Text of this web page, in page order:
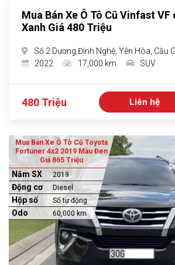
Mua Bán Xe Ô Tô Cũ Vinfast VF
Xanh Giá 480 Triệu
Số 2 Dương Đình Nghệ, Yên Hòa, Cầu
2022
17,000 km SUV
480 Triệu Liên hệ
Mua Bán Xe Ô Tô Cũ Toyota
Fortuner 4x2 2019 Màu Đen
Giá 865 Triệu
Năm SX 2019
Động cơ Diesel
Hộp số Số tự động
Odo 60,000 km